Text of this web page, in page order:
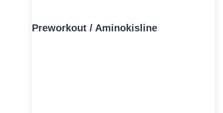
Preworkout / Aminokisline